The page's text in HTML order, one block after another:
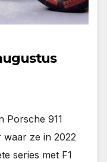
Porsche 911
waar ze in 2022
series met F1